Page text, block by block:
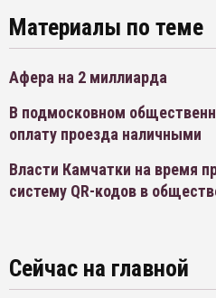
Материалы по теме
Афера на 2 миллиарда
В подмосковном
оплату проезда наличными
Власти Камчатки на время
систему QR-кодов в
Сейчас на главной